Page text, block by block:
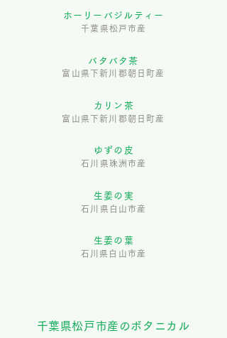
千葉県松戸市産
ホーリーバジルティー
富山県下新川郡朝日町産
バタバタ茶
富山県下新川郡朝日町産
カリン茶
石川県珠洲市産
ゆずの皮
石川県白山市産
生姜の実
石川県白山市産
生姜の葉
千葉県松戸市産のボタニカル